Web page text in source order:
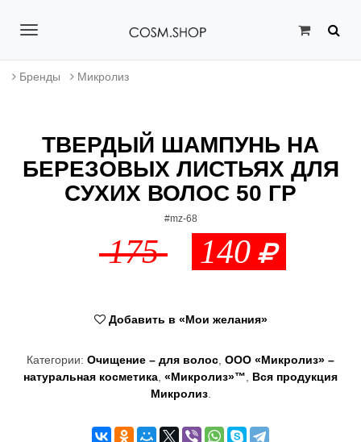
T
o
e
t
Бренды Микролиз
ТВЕРДЫЙ ШАМПУНЬ НА
БЕРЕЗОВЫХ ЛИСТЬЯХ ДЛЯ
СУХИХ ВОЛОС 50 ГР
#mz-68
175 140
Добавить в «Мои желания»
Категории: Очищение – для волос ООО «Микролиз» –
натуральная косметика «Микролиз»™
Вся продукция
Микролиз.